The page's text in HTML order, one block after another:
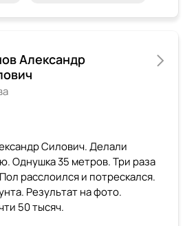
Александр
Силович. Делали
Однушка 35 метров. Три раза
расслоился и потрескался.
Результат на фото.
50 тысяч.